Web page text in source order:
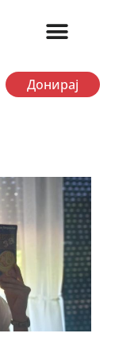
Донирај